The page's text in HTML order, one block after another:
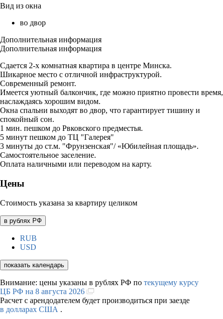
Вид из окна
во двор
Дополнительная информация
Дополнительная информация
Сдается 2-х комнатная квартира в центре Минска.
Шикарное место с отличной инфраструктурой.
Современный ремонт.
Имеется уютный балкончик, где можно приятно провести время,
наслаждаясь хорошим видом.
Окна спальни выходят во двор, что гарантирует тишину и
спокойный сон.
1 мин. пешком до Рвковского предместья.
5 минут пешком до ТЦ "Галерея"
3 минуты до ст.м. "Фрунзенская"/ «Юбилейная площадь».
Самостоятельное заселение.
Оплата наличными или переводом на карту.
Цены
Стоимость указана за квартиру целиком
в рублях РФ
RUB
USD
показать календарь
Внимание: цены указаны в рублях РФ по текущему курсу
ЦБ РФ на 8 августа 2026
Расчет с арендодателем будет производиться при заезде
в долларах США .